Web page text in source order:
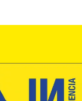
les
séances à
leurs audiences.